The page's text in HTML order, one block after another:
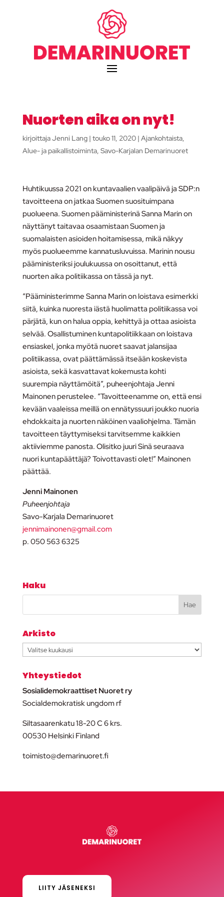
Nuorten aika on nyt!
kirjoittajaJenni Lang| touko 11, 2020| Ajankohtaista,
Alue- ja paikallistoiminta, Savo-Karjalan Demarinuoret
Huhtikuussa 2021 on kuntavaalien vaalipäivä ja SDP:n
tavoitteena on jatkaa Suomen suosituimpana
puolueena. Suomen pääministerinä Sanna Marin on
näyttänyt taitavaa osaamistaan Suomen ja
suomalaisten asioiden hoitamisessa, mikä näkyy
myös puolueemme kannatusluvuissa. Marinin nousu
pääministeriksi joulukuussa on osoittanut, että
nuorten aika politiikassa on tässä ja nyt.
“Pääministerimme Sanna Marin on loistava esimerkki
siitä, kuinka nuoresta iästä huolimatta politiikassa voi
pärjätä, kun on halua oppia, kehittyä ja ottaa asioista
selvää. Osallistuminen kuntapolitiikkaan on loistava
ensiaskel, jonka myötä nuoret saavat jalansijaa
politiikassa, ovat päättämässä itseään koskevista
asioista, sekä kasvattavat kokemusta kohti
suurempia näyttämöitä”, puheenjohtaja Jenni
Mainonen perustelee. “Tavoitteenamme on, että ensi
kevään vaaleissa meillä on ennätyssuuri joukko nuoria
ehdokkaita ja nuorten näköinen vaaliohjelma. Tämän
tavoitteen täyttymiseksi tarvitsemme kaikkien
aktiiviemme panosta. Olisitko juuri Sinä seuraava
nuori kuntapäättäjä? Toivottavasti olet!” Mainonen
päättää.
Jenni Mainonen
Puheenjohtaja
Savo-Karjala Demarinuoret
jennimainonen@gmail.com
p. 050 563 6325
Haku
Arkisto
Arkisto
Yhteystiedot
Sosialidemokraattiset Nuoret ry
Socialdemokratisk ungdom rf
Siltasaarenkatu 18-20 C 6 krs.
00530 Helsinki Finland
toimisto@demarinuoret.fi
LIITY JÄSENEKSI